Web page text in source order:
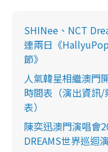
SHINee、NCT
連兩日《
節》
人氣韓星相繼澳門
時間表（演出資訊
表）
陳奕迅澳門演唱會
DREAMS世界巡迴